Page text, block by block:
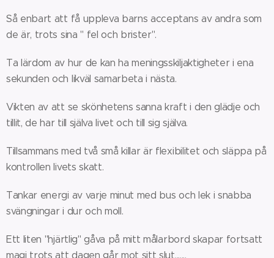
Så enbart att få uppleva barns acceptans av andra som
de är, trots sina " fel och brister".
Ta lärdom av hur de kan ha meningsskiljaktigheter i ena
sekunden och likväl samarbeta i nästa.
Vikten av att se skönhetens sanna kraft i den glädje och
tillit, de har till själva livet och till sig själva.
Tillsammans med två små killar är flexibilitet och släppa på
kontrollen livets skatt.
Tankar energi av varje minut med bus och lek i snabba
svängningar i dur och moll.
Ett liten "hjärtlig" gåva på mitt målarbord skapar fortsatt
magi trots att dagen går mot sitt slut.......